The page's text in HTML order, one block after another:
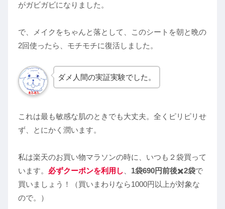
がガビガビになりました。
で、メイクをちゃんと落として、このシートを朝と晩の
2回使ったら、モチモチに復活しました。
ダメ人間の実証実験でした。
これは最も敏感な肌のときでも大丈夫。全くピリピリせ
ず、とにかく潤います。
私は楽天のお買い物マラソンの時に、いつも２袋買って
います。 必ずクーポンを利用し 1袋690円前後✖️2袋で
買いましょう！（買いまわりなら1000円以上が対象な
ので。）